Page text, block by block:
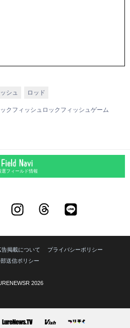
」が有名なほか、バス、トラウト、
はテンカラなど、非常に幅広いジャ
を生み出している。
シュ ロッド
クフィッシュ ロックフィッシュゲーム
選フィールド情報
告掲載について
プライバシーポリシー
送信ポリシー
2026